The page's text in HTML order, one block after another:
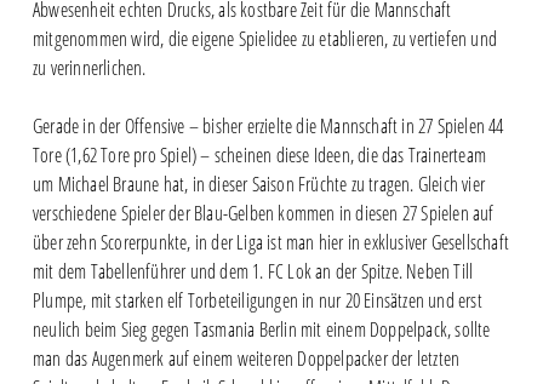
Abwesenheit echten Drucks, als kostbare Zeit für die Mannschaft
mitgenommen wird, die eigene Spielidee zu etablieren, zu vertiefen und
zu verinnerlichen.
Gerade in der Offensive – bisher erzielte die Mannschaft in 27 Spielen 44
Tore (1,62 Tore pro Spiel) – scheinen diese Ideen, die das Trainerteam
um Michael Braune hat, in dieser Saison Früchte zu tragen. Gleich vier
verschiedene Spieler der Blau-Gelben kommen in diesen 27 Spielen auf
über zehn Scorerpunkte, in der Liga ist man hier in exklusiver Gesellschaft
mit dem Tabellenführer und dem 1. FC Lok an der Spitze. Neben Till
Plumpe, mit starken elf Torbeteiligungen in nur 20 Einsätzen und erst
neulich beim Sieg gegen Tasmania Berlin mit einem Doppelpack, sollte
man das Augenmerk auf einem weiteren Doppelpacker der letzten